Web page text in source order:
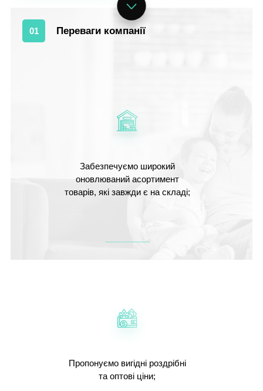
01 Переваги компанії
Забезпечуємо широкий
оновлюваний асортимент
товарів, які завжди є на складі;
Пропонуємо вигідні роздрібні
та оптові ціни;